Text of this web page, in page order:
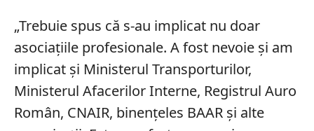
„Trebuie spus că s-au implicat nu doar
asociațiile profesionale. A fost nevoie și am
implicat și Ministerul Transporturilor,
Ministerul Afacerilor Interne, Registrul Auro
Român, CNAIR, binențeles BAAR și alte